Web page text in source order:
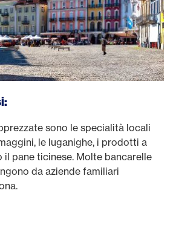
sono le specialità locali
le luganighe, i prodotti a
il pane ticinese. Molte bancarelle
da aziende familiari